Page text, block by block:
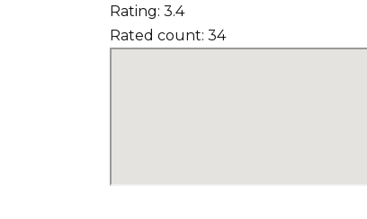
Rating: 3.4
Rated count: 34